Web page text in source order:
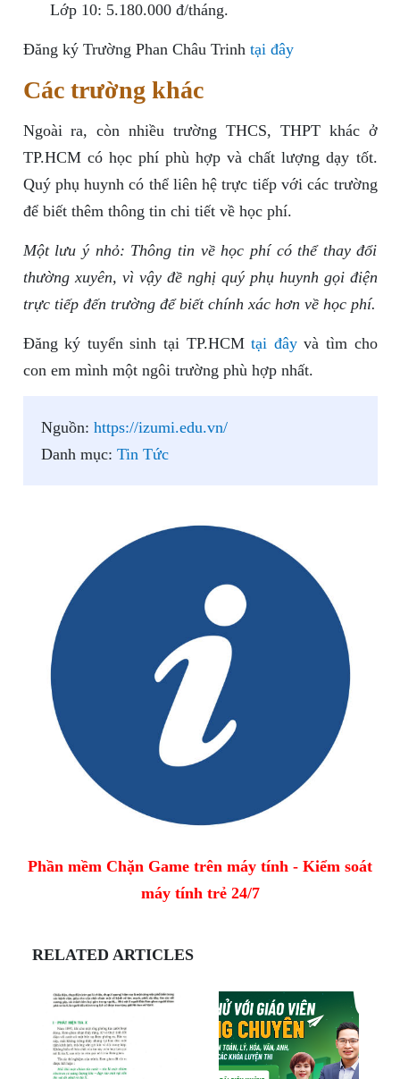
Lớp 10: 5.180.000 đ/tháng.
Đăng ký Trường Phan Châu Trinh tại đây
Các trường khác
Ngoài ra, còn nhiều trường THCS, THPT khác ở
TP.HCM có học phí phù hợp và chất lượng dạy tốt.
Quý phụ huynh có thể liên hệ trực tiếp với các trường
để biết thêm thông tin chi tiết về học phí.
Một lưu ý nhỏ: Thông tin về học phí có thể thay đổi
thường xuyên, vì vậy đề nghị quý phụ huynh gọi điện
trực tiếp đến trường để biết chính xác hơn về học phí.
Đăng ký tuyển sinh tại TP.HCMtại đâyvà tìm cho
con em mình một ngôi trường phù hợp nhất.
Nguồn: https://izumi.edu.vn/
Danh mục: Tin Tức
Phần mềm Chặn Game trên máy tính - Kiểm soát
máy tính trẻ 24/7
RELATED ARTICLES